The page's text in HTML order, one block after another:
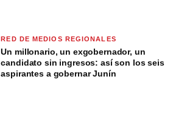
RED DE MEDIOS REGIONALES
Un millonario, un exgobernador, un
candidato sin ingresos: así son los seis
aspirantes a gobernar Junín